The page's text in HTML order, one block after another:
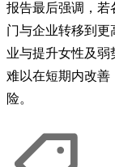
报告最后强调，若
门与企业转移到更
业与提升女性及弱
难以在短期内改善
险。